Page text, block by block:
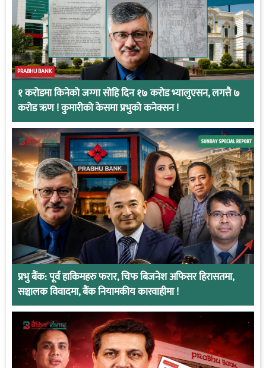
PRABHU BANK
१ करोडमा किनेको जग्गा सोहि दिन १७ करोड भ्यालुएसन, लगत्तै ७
करोड ऋण ! कुमारीको केसमा प्रभुको कनेक्सन !
प्रभु बैंक: पूर्व हाकिमहरु फरार, चिफ बिजनेश अफिसर हिरासतमा,
सञ्चालक विवादमा, बैंक नियामकीय कारवाहीमा !